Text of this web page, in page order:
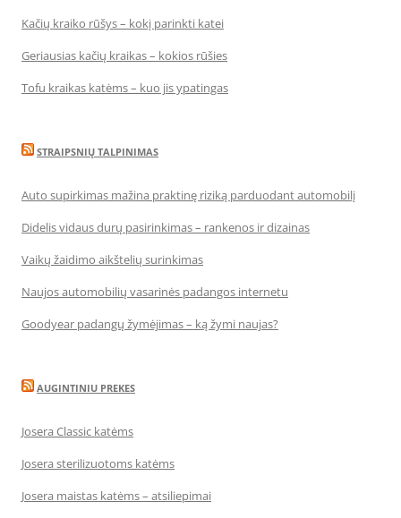
Kačių kraiko rūšys – kokį parinkti katei
Geriausias kačių kraikas – kokios rūšies
Tofu kraikas katėms – kuo jis ypatingas
STRAIPSNIŲ TALPINIMAS
Auto supirkimas mažina praktinę riziką parduodant automobilį
Didelis vidaus durų pasirinkimas – rankenos ir dizainas
Vaikų žaidimo aikštelių surinkimas
Naujos automobilių vasarinės padangos internetu
Goodyear padangų žymėjimas – ką žymi naujas?
AUGINTINIU PREKES
Josera Classic katėms
Josera sterilizuotoms katėms
Josera maistas katėms – atsiliepimai